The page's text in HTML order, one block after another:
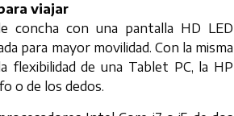
viajar
concha con una pantalla HD LED
para mayor movilidad. Con la misma
flexibilidad de una Tablet PC, la HP
o de los dedos.